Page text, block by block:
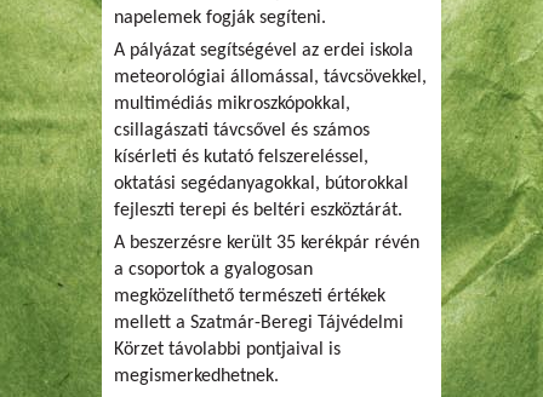
napelemek fogják segíteni.
A pályázat segítségével az erdei iskola
meteorológiai állomással, távcsövekkel,
multimédiás mikroszkópokkal,
csillagászati távcsővel és számos
kísérleti és kutató felszereléssel,
oktatási segédanyagokkal, bútorokkal
fejleszti terepi és beltéri eszköztárát.
A beszerzésre került 35 kerékpár révén
a csoportok a gyalogosan
megközelíthető természeti értékek
mellett a Szatmár-Beregi Tájvédelmi
Körzet távolabbi pontjaival is
megismerkedhetnek.